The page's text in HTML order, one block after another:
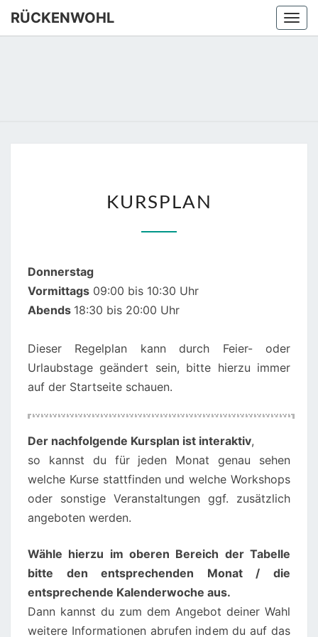
Skip
RÜCKENWOHL
KURSPLAN
Donnerstag
Vormittags 09:00 bis 10:30 Uhr
Abends 18:30 bis 20:00 Uhr
Dieser Regelplan kann durch Feier- oder
Urlaubstage geändert sein, bitte hierzu immer
auf der Startseite schauen.
Der nachfolgende Kursplan ist interaktiv,
so kannst du für jeden Monat genau sehen
welche Kurse stattfinden und welche Workshops
oder sonstige Veranstaltungen ggf. zusätzlich
angeboten werden.
Wähle hierzu im oberen Bereich der Tabelle
bitte den entsprechenden Monat / die
entsprechende Kalenderwoche aus.
Dann kannst du zum dem Angebot deiner Wahl
weitere Informationen abrufen indem du auf das
00:00
02:00
03:00
04:00